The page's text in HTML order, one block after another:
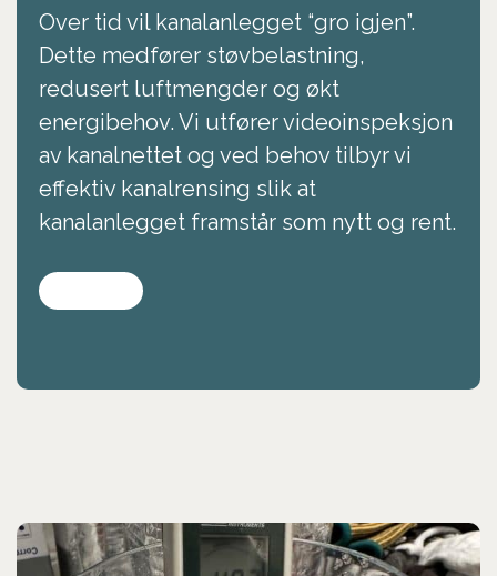
Over tid vil kanalanlegget “gro igjen”.
Dette medfører støvbelastning,
redusert luftmengder og økt
energibehov. Vi utfører videoinspeksjon
av kanalnettet og ved behov tilbyr vi
effektiv kanalrensing slik at
kanalanlegget framstår som nytt og rent.